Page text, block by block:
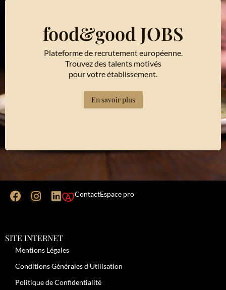
food&good JOBS
Plateforme de recrutement européenne.
Trouvez des talents motivés
pour votre établissement.
En savoir plus
ContactEspace pro
SITE INTERNET
Mentions Légales
Conditions Générales d’Utilisation
Politique de Confidentialité